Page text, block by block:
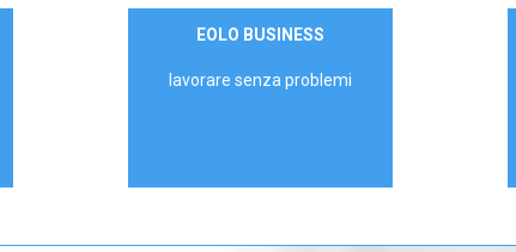
ContattaciEOLO BUSINESS
lavorare senza problemi